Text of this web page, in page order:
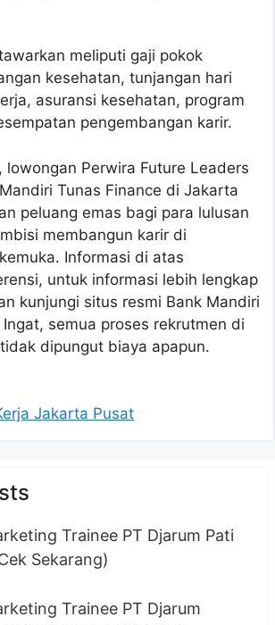
meliputi gaji pokok
kesehatan, tunjangan hari
asuransi kesehatan, program
pengembangan karir.
lowongan Perwira Future Leaders
Tunas Finance di Jakarta
peluang emas bagi para lulusan
membangun karir di
Informasi di atas
untuk informasi lebih lengkap
kunjungi situs resmi Bank Mandiri
semua proses rekrutmen di
dipungut biaya apapun.
Jakarta Pusat
Trainee PT Djarum Pati
Sekarang)
Trainee PT Djarum